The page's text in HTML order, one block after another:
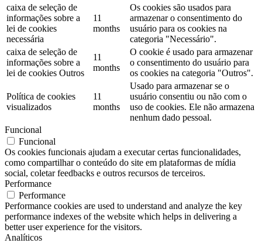
caixa de seleção de
informações sobre a
lei de cookies
necessária
11
months
Os cookies são usados ​​para
armazenar o consentimento do
usuário para os cookies na
categoria "Necessário".
caixa de seleção de
informações sobre a
lei de cookies Outros
11
months
O cookie é usado para armazenar
o consentimento do usuário para
os cookies na categoria "Outros".
Política de cookies
visualizados
11
months
Usado para armazenar se o
usuário consentiu ou não com o
uso de cookies. Ele não armazena
nenhum dado pessoal.
Funcional
Funcional
Os cookies funcionais ajudam a executar certas funcionalidades,
como compartilhar o conteúdo do site em plataformas de mídia
social, coletar feedbacks e outros recursos de terceiros.
Performance
Performance
Performance cookies are used to understand and analyze the key
performance indexes of the website which helps in delivering a
better user experience for the visitors.
Analíticos